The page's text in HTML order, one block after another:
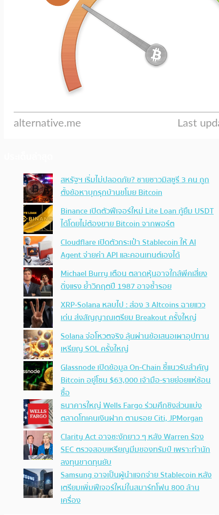
สหรัฐฯ เริ่มไม่ปลอดภัย? ชายชาวมิสซูรี 3 คน ถูก
ตั้งข้อหาบุกรุกบ้านขโมย Bitcoin
Binance เปิดตัวฟีเจอร์ใหม่ Lite Loan กู้ยืม USDT
ได้โดยไม่ต้องขาย Bitcoin จากพอร์ต
Cloudflare เปิดตัวกระเป๋า Stablecoin ให้ AI
Agent จ่ายค่า API และคอนเทนต์เองได้
Michael Burry เตือน ตลาดหุ้นอาจใกล้พีคเสี่ยง
ดิ่งแรง ย้ำวิกฤตปี 1987 อาจซ้ำรอย
XRP-Solana หลบไป : ส่อง 3 Altcoins ฉายแวว
เด่น ส่งสัญญาณเตรียม Breakout ครั้งใหญ่
Solana จ่อโหวตจริง ลุ้นผ่านข้อเสนอเผาอุปทาน
เหรียญ SOL ครั้งใหญ่
Glassnode เปิดข้อมูล On-Chain ชี้แนวรับสำคัญ
Bitcoin อยู่โซน $63,000 เจ้ามือ-รายย่อยแห่ช้อน
ซื้อ
ธนาคารใหญ่ Wells Fargo ร่วมศึกชิงส่วนแบ่ง
ตลาดโทเคนเงินฝาก ตามรอย Citi, JPMorgan
Clarity Act อาจชะงักยาว ๆ หลัง Warren ร้อง
SEC ตรวจสอบเหรียญมีมของทรัมป์ เพราะทำนัก
ลงทุนขาดทุนยับ
Samsung อาจเป็นผู้นำแจกจ่าย Stablecoin หลัง
เตรียมเพิ่มฟีเจอร์ใหม่ในสมาร์ทโฟน 800 ล้าน
เครื่อง